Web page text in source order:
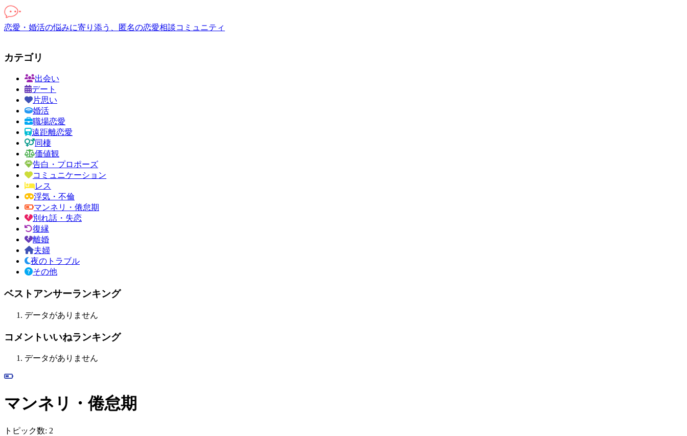
恋愛・婚活の悩みに寄り添う、匿名の恋愛相談コミュニティ
カテゴリ
出会い
デート
片思い
婚活
職場恋愛
遠距離恋愛
同棲
価値観
告白・プロポーズ
コミュニケーション
レス
浮気・不倫
マンネリ・倦怠期
別れ話・失恋
復縁
離婚
夫婦
夜のトラブル
その他
ベストアンサーランキング
データがありません
コメントいいねランキング
データがありません
マンネリ・倦怠期
トピック数: 2